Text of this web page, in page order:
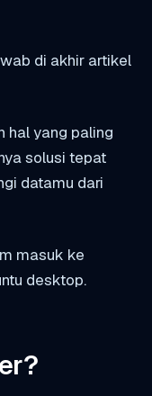
di akhir artikel
hal yang paling
solusi tepat
datamu dari
masuk ke
desktop.